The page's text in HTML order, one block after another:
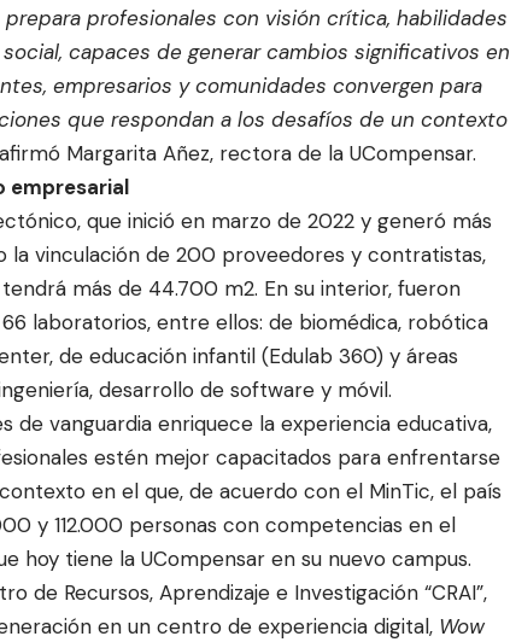
profesionales con visión crítica, habilidades
capaces de generar cambios significativos en
empresarios y comunidades convergen para
que respondan a los desafíos de un contexto
Margarita Añez, rectora de la UCompensar.
empresarial
que inició en marzo de 2022 y generó más
la vinculación de 200 proveedores y contratistas,
más de 44.700 m2. En su interior, fueron
laboratorios, entre ellos: de biomédica, robótica
de educación infantil (Edulab 360) y áreas
desarrollo de software y móvil.
de vanguardia enriquece la experiencia educativa,
estén mejor capacitados para enfrentarse
en el que, de acuerdo con el MinTic, el país
y 112.000 personas con competencias en el
hoy tiene la UCompensar en su nuevo campus.
de Recursos, Aprendizaje e Investigación “CRAI”,
en un centro de experiencia digital, Wow